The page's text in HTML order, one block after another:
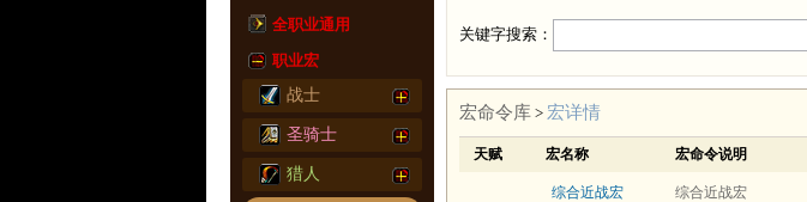
全职业通用
职业宏
战士
圣骑士
猎人
关键字搜索：
宏命令库 > 宏详情
天赋 宏名称 宏命令说明
综合近战宏 综合近战宏